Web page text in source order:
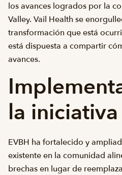
los avances logrados por la
Valley. Vail Health se
transformación que está
está dispuesta a compartir
avances.
la iniciativa
EVBH ha fortalecido y
existente en la comunidad
brechas en lugar de